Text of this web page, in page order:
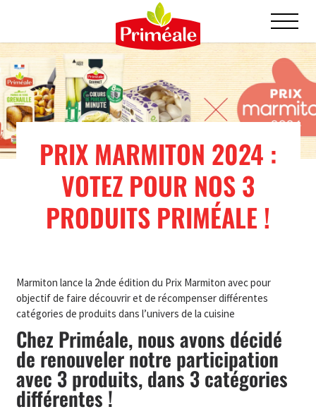
PRIX MARMITON 2024 :
VOTEZ POUR NOS 3
PRODUITS PRIMÉALE !
Marmiton lance la 2nde édition du Prix Marmiton avec pour
objectif de faire découvrir et de récompenser différentes
catégories de produits dans l’univers de la cuisine
Chez Priméale, nous avons décidé
de renouveler notre participation
avec 3 produits, dans 3 catégories
différentes !